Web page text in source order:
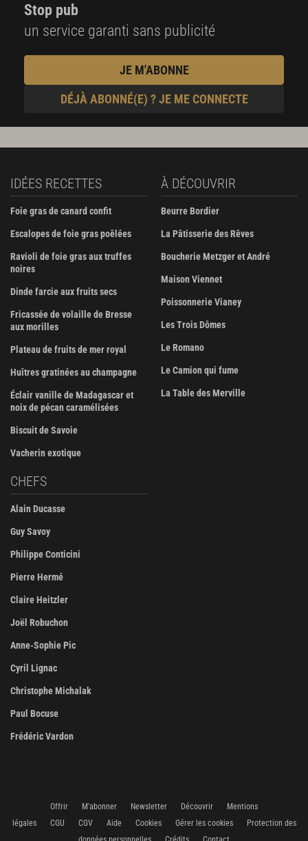
Stop pub
un service garanti sans publicité
JE M'ABONNE
DÉJÀ ABONNÉ(E) ? JE ME CONNECTE
IDÉES RECETTES
Foie gras de canard confit
Escalopes de foie gras poêlées
Ravioli de foie gras aux truffes
noires
Dinde farcie aux fruits secs
Fricassée de volaille de Bresse
aux morilles
Plateau de fruits de mer royal
Huîtres gratinées au champagne
Éclair vanille de Madagascar et
noix de pécan caramélisées
Biscuit de Savoie
Vacherin exotique
À DÉCOUVRIR
Beurre Bordier
La Pâtisserie des Rêves
Boucherie Metzger et André
Maison Viennet
Poissonnerie Vianey
Les Trois Dômes
Le Romano
Le Camion qui fume
La Table des Merville
CHEFS
Alain Ducasse
Guy Savoy
Philippe Conticini
Pierre Hermé
Claire Heitzler
Joël Robuchon
Anne-Sophie Pic
Cyril Lignac
Christophe Michalak
Paul Bocuse
Frédéric Vardon
Offrir M'abonner Newsletter Découvrir
Mentions
légales
CGU CGV Aide Cookies Gérer les cookies
Protection des